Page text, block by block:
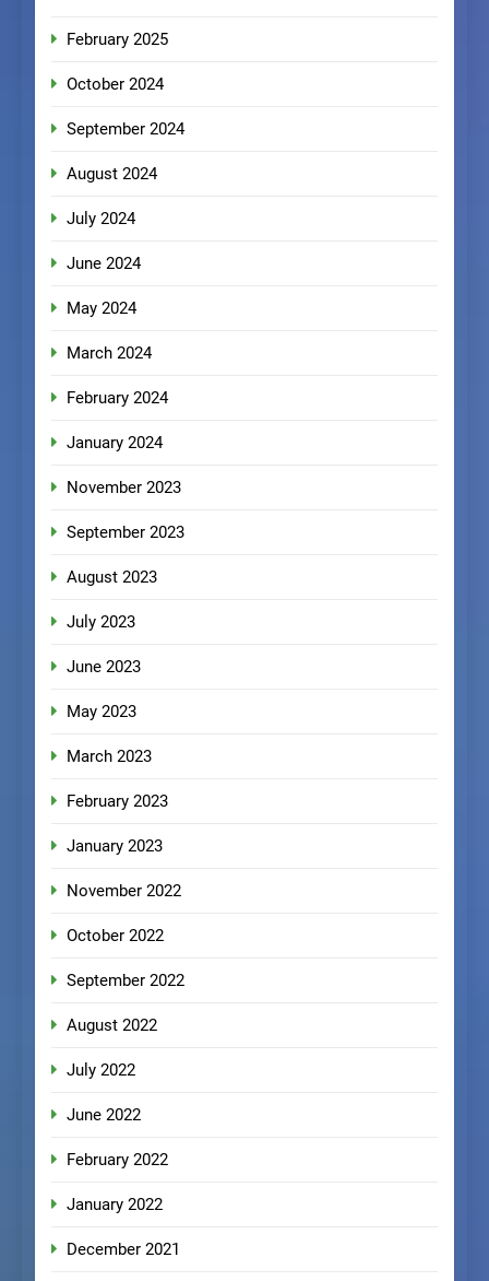
February 2025
October 2024
September 2024
August 2024
July 2024
June 2024
May 2024
March 2024
February 2024
January 2024
November 2023
September 2023
August 2023
July 2023
June 2023
May 2023
March 2023
February 2023
January 2023
November 2022
October 2022
September 2022
August 2022
July 2022
June 2022
February 2022
January 2022
December 2021